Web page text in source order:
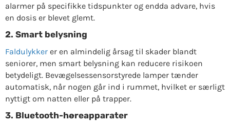
alarmer på specifikke tidspunkter og endda advare, hvis
en dosis er blevet glemt.
2. Smart belysning
Faldulykkerer en almindelig årsag til skader blandt
seniorer, men smart belysning kan reducere risikoen
betydeligt. Bevægelsessensorstyrede lamper tænder
automatisk, når nogen går ind i rummet, hvilket er særligt
nyttigt om natten eller på trapper.
3. Bluetooth-høreapparater